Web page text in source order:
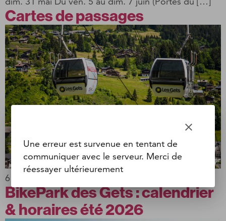
Cartes de passages
6 ou 12 passages pour piétons ou vtt
BikePark des Gets : calendrier
& horaires été 2026
clear
Une erreur est survenue en tentant de
communiquer avec le serveur. Merci de
réessayer ultérieurement